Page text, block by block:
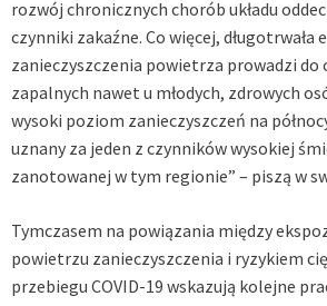
rozwój chronicznych chorób układu
czynniki zakaźne. Co więcej, długotrwała
zanieczyszczenia powietrza prowadzi
zapalnych nawet u młodych, zdrowych
wysoki poziom zanieczyszczeń na
uznany za jeden z czynników wysokiej
zanotowanej w tym regionie” – piszą w
Tymczasem na powiązania między
powietrzu zanieczyszczenia i ryzykiem
przebiegu COVID-19 wskazują kolejne